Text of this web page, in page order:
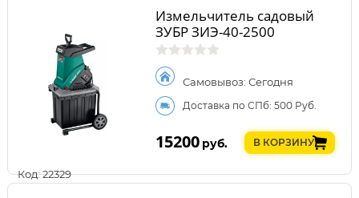
Код: 22329
Измельчитель садовый
ЗУБР ЗИЭ-40-2500
Самовывоз: Сегодня
Доставка по СПб: 500 Руб.
15200 руб. В КОРЗИНУ